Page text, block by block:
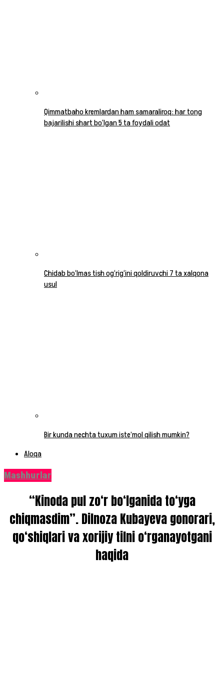
Qimmatbaho kremlardan ham samaraliroq: har tong
bajarilishi shart bo‘lgan 5 ta foydali odat
Chidab bo‘lmas tish og‘rig‘ini qoldiruvchi 7 ta xalqona
usul
Bir kunda nechta tuxum iste’mol qilish mumkin?
Aloqa
Mashhurlar
“Kinoda pul zo‘r bo‘lganida to‘yga
chiqmasdim”. Dilnoza Kubayeva gonorari,
qo‘shiqlari va xorijiy tilni o‘rganayotgani
haqida